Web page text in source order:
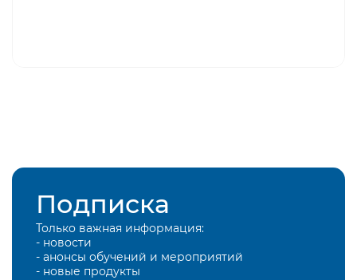
Подписка
Только важная информация:
- новости
- анонсы обучений и мероприятий
- новые продукты